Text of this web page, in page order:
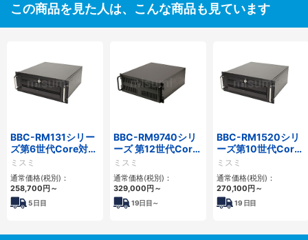
この商品を見た人は、こんな商品も見ています
BBC-RM131シリー
ズ第6世代Core対応
省スペースラックマ
ウントFAPC
3PCI3PCIe
ミスミ
通常価格(税別)：
258,700円～
5日目
BBC-RM9740シリ
ーズ 第12世代Core
対応ラックマウント
FAPC4PCI・3PCIe
ミスミ
通常価格(税別)：
329,000円～
19日目～
BBC-RM1520シリ
ーズ第10世代Core
省スペースラックマ
ウントFAPC5PCI・
2PCIe
ミスミ
通常価格(税別)：
270,100円～
19 日目